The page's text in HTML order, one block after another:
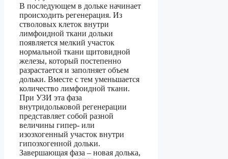
В последующем в дольке начинает
происходить регенерация. Из
стволовых клеток внутри
лимфоидной ткани дольки
появляется мелкий участок
нормальной ткани щитовидной
железы, который постепенно
разрастается и заполняет объем
дольки. Вместе с тем уменьшается
количество лимфоидной ткани.
При УЗИ эта фаза
внутридольковой регенерации
представляет собой разной
величины гипер- или
изоэхогенный участок внутри
гипоэхогенной дольки.
Завершающая фаза – новая долька,